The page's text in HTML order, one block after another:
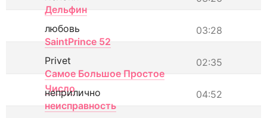
Дельфин
03:28
любовь
SaintPrince 52
02:35
Privet
Самое Большое Простое
Число
04:52
неприлично
неисправность